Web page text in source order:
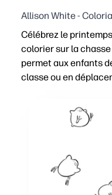
Allison White -
Célébrez le
colorier sur la
permet aux enfants
classe ou en
Pratique à
Renforce le
Œuvres pour tous
Facile à utiliser